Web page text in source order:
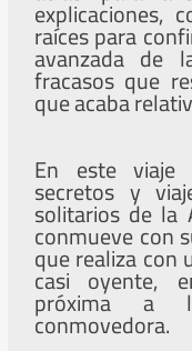
explicaciones,
raíces para
avanzada
fracasos que
que acaba
En este viaje
secretos y
solitarios de la
conmueve con
que realiza con
casi oyente,
próxima a
conmovedora.